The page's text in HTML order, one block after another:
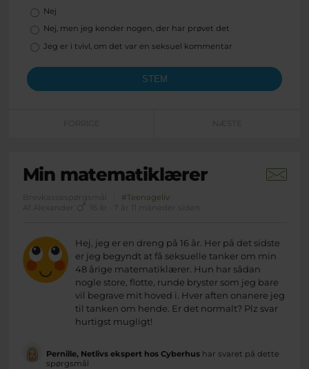
Nej
Nej, men jeg kender nogen, der har prøvet det
Jeg er i tvivl, om det var en seksuel kommentar
FORRIGE NÆSTE
Min matematiklærer
Brevkassespørgsmål
#Teenageliv
Af Alexander
Hej, jeg er en dreng på 16 år. Her på det sidste
er jeg begyndt at få seksuelle tanker om min
48 årige matematiklærer. Hun har sådan
nogle store, flotte, runde bryster som jeg bare
vil begrave mit hoved i. Hver aften onanere jeg
til tanken om hende. Er det normalt? Plz svar
hurtigst mugligt!
Pernille, Netlivs ekspert hos Cyberhushar svaret på dette
spørgsmål